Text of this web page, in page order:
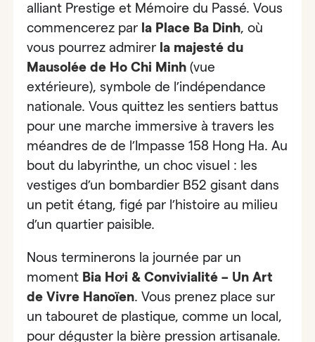
alliant Prestige et Mémoire du Passé. Vous
commencerez par la Place Ba Dinh, où
vous pourrez admirer la majesté du
Mausolée de Ho Chi Minh (vue
extérieure),symbole de l’indépendance
nationale. Vous quittez les sentiers battus
pour une marche immersive à travers les
méandres de de l’Impasse 158 Hong Ha. Au
bout du labyrinthe, un choc visuel : les
vestiges d’un bombardier B52 gisant dans
un petit étang, figé par l’histoire au milieu
d’un quartier paisible.
Nous terminerons la journée par un
moment Bia Hơi & Convivialité – Un Art
de Vivre Hanoïen. Vous prenez place sur
un tabouret de plastique, comme un local,
pour déguster la bière pression artisanale.